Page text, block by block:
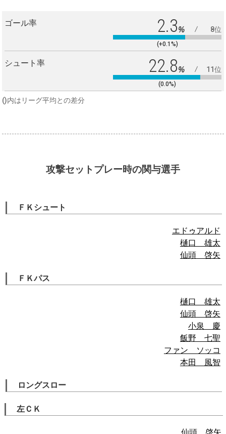
ゴール率 2.3% 8位
(+0.1%)
シュート率 22.8% 11位
(0.0%)
()内はリーグ平均との差分
攻撃セットプレー時の関与選手
ＦＫシュート
エドゥアルド
樋口 雄太
仙頭 啓矢
ＦＫパス
樋口 雄太
仙頭 啓矢
小泉 慶
飯野 七聖
ファン ソッコ
本田 風智
ロングスロー
左ＣＫ